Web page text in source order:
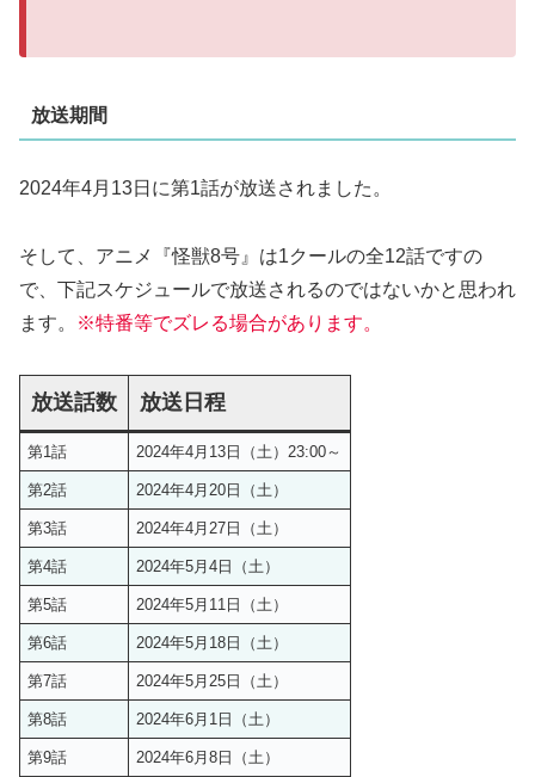
放送期間
2024年4月13日に第1話が放送されました。
そして、アニメ『怪獣8号』は1クールの全12話ですの
で、下記スケジュールで放送されるのではないかと思われ
ます。
※特番等でズレる場合があります。
放送話数 放送日程
第1話 2024年4月13日（土）23:00～
第2話 2024年4月20日（土）
第3話 2024年4月27日（土）
第4話 2024年5月4日（土）
第5話 2024年5月11日（土）
第6話 2024年5月18日（土）
第7話 2024年5月25日（土）
第8話 2024年6月1日（土）
第9話 2024年6月8日（土）